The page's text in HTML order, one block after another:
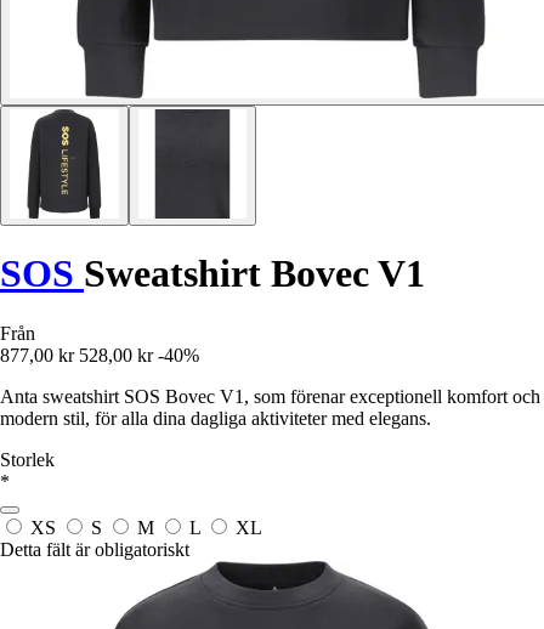
SOS Sweatshirt Bovec V1
Från
877,00 kr 528,00 kr -40%
Anta sweatshirt SOS Bovec V1, som förenar exceptionell komfort och
modern stil, för alla dina dagliga aktiviteter med elegans.
Storlek
*
XS S M L
XL
Detta fält är obligatoriskt